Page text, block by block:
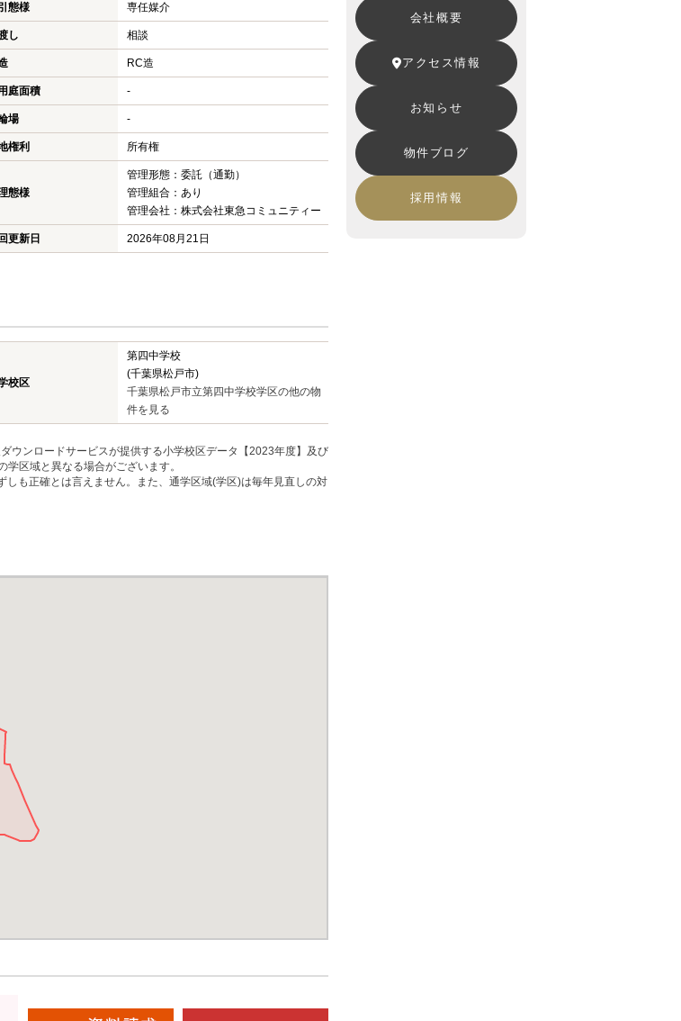
態様 専任媒介
し 相談
RC造
庭面積 -
場 -
権利 所有権
態様
管理形態：委託（通勤）
管理組合：あり
管理会社：株式会社東急コミュニティー
更新日
2026年08月21日
校区
第四中学校
(千葉県松戸市)
千葉県松戸市立第四中学校学区の他の物
件を見る
ウンロードサービスが提供する小学校区データ【2023年度】及び
区域と異なる場合がございます。
も正確とは言えません。また、通学区域(学区)は毎年見直しの対
会社概要
アクセス情報
お知らせ
物件ブログ
採用情報